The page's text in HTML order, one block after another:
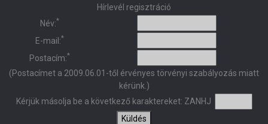
Hírlevél regisztráció
Név:*
E-mail:*
Postacím:*
(Postacímet a 2009.06.01-től érvényes törvényi szabályozás miatt
kérünk.)
Kérjük másolja be a következő karaktereket: ZANHJ
Küldés